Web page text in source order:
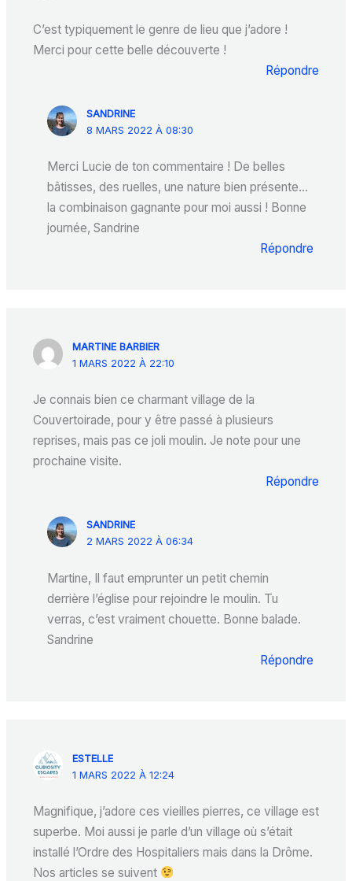
C’est typiquement le genre de lieu que j’adore !
Merci pour cette belle découverte !
Répondre
SANDRINE
8 MARS 2022 À 08:30
Merci Lucie de ton commentaire ! De belles
bâtisses, des ruelles, une nature bien présente…
la combinaison gagnante pour moi aussi ! Bonne
journée, Sandrine
Répondre
MARTINE BARBIER
1 MARS 2022 À 22:10
Je connais bien ce charmant village de la
Couvertoirade, pour y être passé à plusieurs
reprises, mais pas ce joli moulin. Je note pour une
prochaine visite.
Répondre
SANDRINE
2 MARS 2022 À 06:34
Martine, Il faut emprunter un petit chemin
derrière l’église pour rejoindre le moulin. Tu
verras, c’est vraiment chouette. Bonne balade.
Sandrine
Répondre
ESTELLE
1 MARS 2022 À 12:24
Magnifique, j’adore ces vieilles pierres, ce village est
superbe. Moi aussi je parle d’un village où s’était
installé l’Ordre des Hospitaliers mais dans la Drôme.
Nos articles se suivent